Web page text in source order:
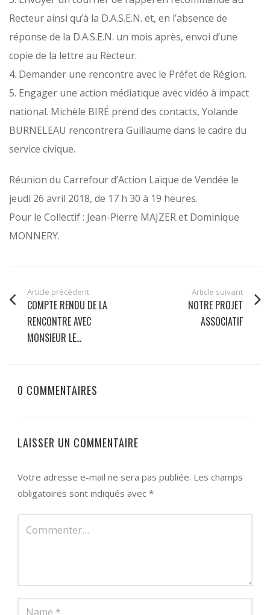
Recteur ainsi qu’à la D.A.S.E.N. et, en l’absence de
réponse de la D.A.S.E.N. un mois après, envoi d’une
copie de la lettre au Recteur.
4. Demander une rencontre avec le Préfet de Région.
5. Engager une action médiatique avec vidéo à impact
national. Michèle BIRÉ prend des contacts, Yolande
BURNELEAU rencontrera Guillaume dans le cadre du
service civique.
Réunion du Carrefour d’Action Laïque de Vendée le
jeudi 26 avril 2018, de 17 h 30 à 19 heures.
Pour le Collectif : Jean-Pierre MAJZER et Dominique
MONNERY.
Article précédent
COMPTE RENDU DE LA
RENCONTRE AVEC
MONSIEUR LE...
Article suivant
NOTRE PROJET
ASSOCIATIF
0 COMMENTAIRES
LAISSER UN COMMENTAIRE
Votre adresse e-mail ne sera pas publiée. Les champs
obligatoires sont indiqués avec*